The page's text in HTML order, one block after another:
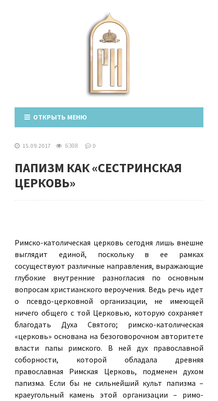
ОТКРЫТЬ МЕНЮ
15.09.2017 6308 0
ПАПИЗМ КАК «СЕСТРИНСКАЯ
ЦЕРКОВЬ»
Римско-католическая церковь сегодня лишь внешне
выглядит единой, поскольку в ее рамках
сосуществуют различные направления, выражающие
глубокие внутренние разногласия по основным
вопросам христианского вероучения. Ведь речь идет
о псевдо-церковной организации, не имеющей
ничего общего с той Церковью, которую сохраняет
благодать Духа Святого; римско-католическая
«церковь» основана на безоговорочном авторитете
власти папы римского. В ней дух православной
соборности, которой обладала древняя
православная Римская Церковь, подменен духом
папизма. Если бы не сильнейший культ папизма –
краеугольный камень этой организации – римо-